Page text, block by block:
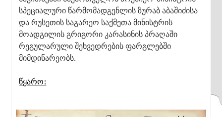
სპეციალური წარმომადგენლის ზურაბ აბაშიძისა
და რუსეთის საგარეო საქმეთა მინისტრის
მოადგილის გრიგორი კარასინის პრაღაში
რეგულარული შეხვედრების ფარგლებში
მიმდინარეობს.
წყარო: